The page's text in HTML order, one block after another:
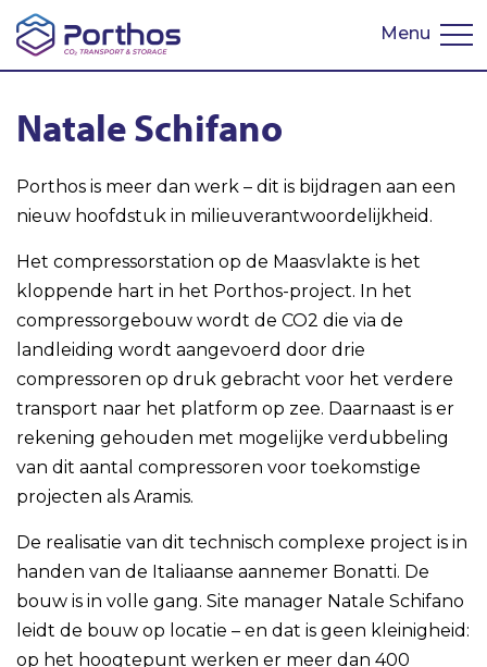
Menu
Natale Schifano
Porthos is meer dan werk – dit is bijdragen aan een
nieuw hoofdstuk in milieuverantwoordelijkheid.
Het compressorstation op de Maasvlakte is het
kloppende hart in het Porthos-project. In het
compressorgebouw wordt de CO2 die via de
landleiding wordt aangevoerd door drie
compressoren op druk gebracht voor het verdere
transport naar het platform op zee. Daarnaast is er
rekening gehouden met mogelijke verdubbeling
van dit aantal compressoren voor toekomstige
projecten als Aramis.
De realisatie van dit technisch complexe project is in
handen van de Italiaanse aannemer Bonatti. De
bouw is in volle gang. Site manager Natale Schifano
leidt de bouw op locatie – en dat is geen kleinigheid:
op het hoogtepunt werken er meer dan 400